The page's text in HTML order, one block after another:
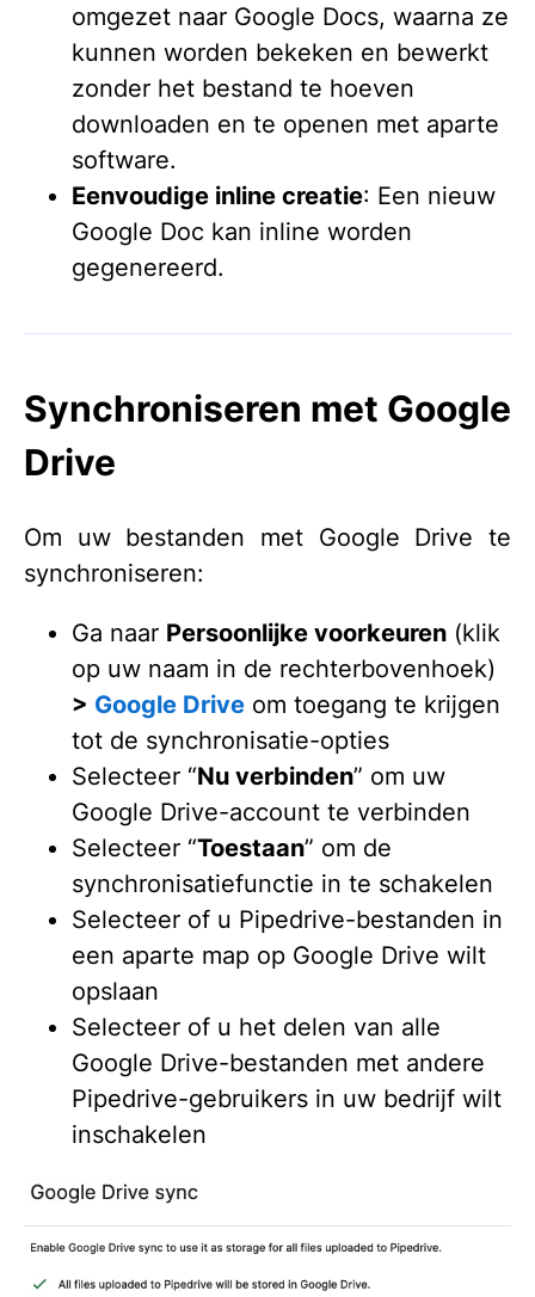
omgezet naar Google Docs, waarna ze
kunnen worden bekeken en bewerkt
zonder het bestand te hoeven
downloaden en te openen met aparte
software.
Eenvoudige inline creatie: Een nieuw
Google Doc kan inline worden
gegenereerd.​
Synchroniseren met Google
Drive
Om uw bestanden met Google Drive te
synchroniseren:
Ga naar Persoonlijke voorkeuren (klik
op uw naam in de rechterbovenhoek)
> Google Drive om toegang te krijgen
tot de synchronisatie-opties
Selecteer “Nu verbinden” om uw
Google Drive-account te verbinden
Selecteer “Toestaan” om de
synchronisatiefunctie in te schakelen
Selecteer of u Pipedrive-bestanden in
een aparte map op Google Drive wilt
opslaan
Selecteer of u het delen van alle
Google Drive-bestanden met andere
Pipedrive-gebruikers in uw bedrijf wilt
inschakelen